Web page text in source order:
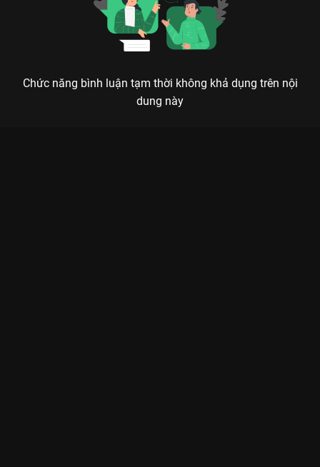
Chức năng bình luận tạm thời không khả dụng trên nội
dung này